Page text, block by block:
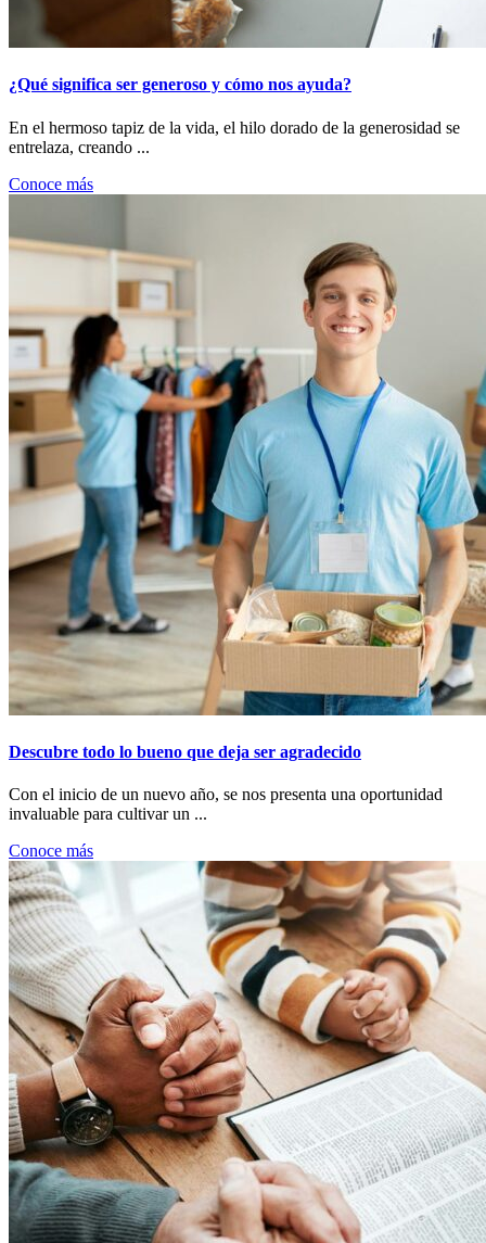
¿Qué significa ser generoso y cómo nos ayuda?
En el hermoso tapiz de la vida, el hilo dorado de la generosidad se
entrelaza, creando ...
Conoce más
Descubre todo lo bueno que deja ser agradecido
Con el inicio de un nuevo año, se nos presenta una oportunidad
invaluable para cultivar un ...
Conoce más